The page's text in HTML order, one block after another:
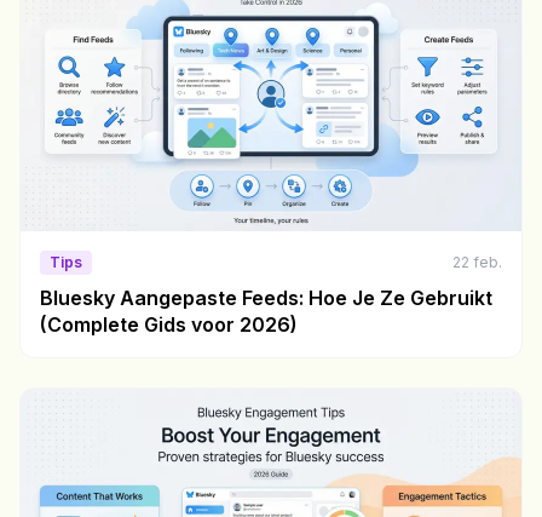
Tips 22 feb.
Bluesky Aangepaste Feeds: Hoe Je Ze Gebruikt
(Complete Gids voor 2026)